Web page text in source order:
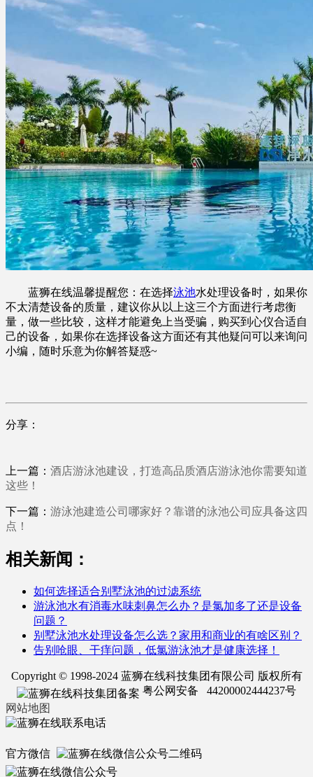
蓝狮在线温馨提醒您：在选择泳池水处理设备时，如果你
不太清楚设备的质量，建议你从以上这三个方面进行考虑衡
量，做一些比较，这样才能避免上当受骗，购买到心仪合适自
己的设备，如果你在选择设备这方面还有其他疑问可以来询问
小编，随时乐意为你解答疑惑~
分享：
上一篇： 酒店游泳池建设，打造高品质酒店游泳池你需要知道
这些！
下一篇： 游泳池建造公司哪家好？靠谱的泳池公司应具备这四
点！
相关新闻：
如何选择适合别墅泳池的过滤系统
游泳池水有消毒水味刺鼻怎么办？是氯加多了还是设备
问题？
别墅泳池水处理设备怎么选？家用和商业的有啥区别？
告别呛眼、干痒问题，低氯游泳池才是健康选择！
Copyright © 1998-2024 蓝狮在线科技集团有限公司 版权所有
粤公网安备 44200002444237号
网站地图
官方微信